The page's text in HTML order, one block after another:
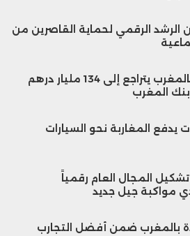
الرشد الرقمي لحماية القاصرين من
عجز السيولة البنكية بالمغرب يتراجع إلى 134 مليار درهم
المغرب
يدفع المغاربة نحو السيارات
المجال العام رقمياً
مواكبة جيل جديد
بالمغرب ضمن أفضل التجارب